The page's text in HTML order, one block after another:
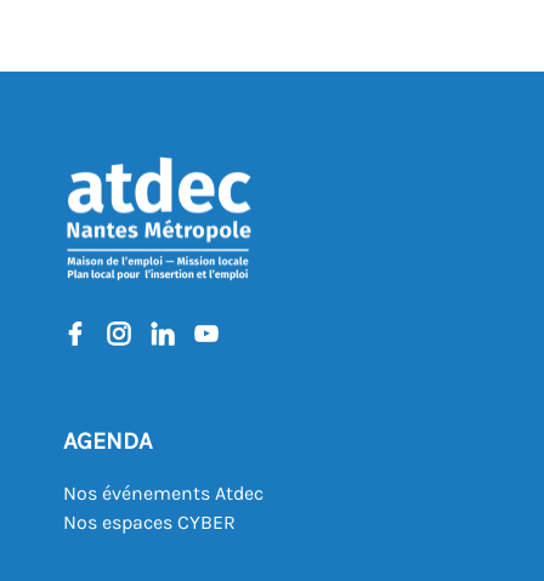
AGENDA
Nos événements Atdec
Nos espaces CYBER